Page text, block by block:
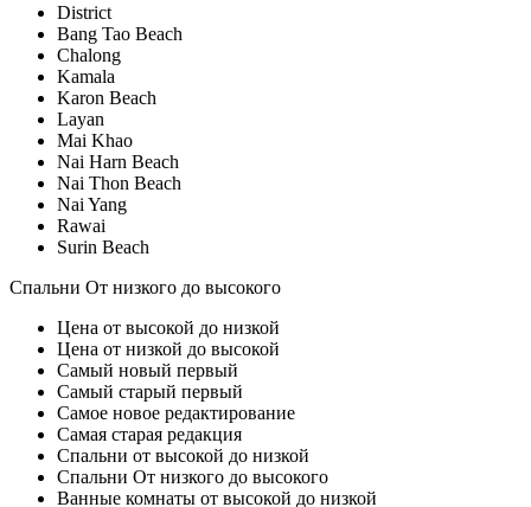
District
Bang Tao Beach
Chalong
Kamala
Karon Beach
Layan
Mai Khao
Nai Harn Beach
Nai Thon Beach
Nai Yang
Rawai
Surin Beach
Спальни От низкого до высокого
Цена от высокой до низкой
Цена от низкой до высокой
Самый новый первый
Самый старый первый
Самое новое редактирование
Самая старая редакция
Спальни от высокой до низкой
Спальни От низкого до высокого
Ванные комнаты от высокой до низкой